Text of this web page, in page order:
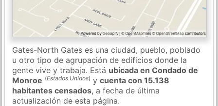
Gates-North Gates es una ciudad, pueblo, poblado
u otro tipo de agrupación de edificios donde la
gente vive y trabaja. Está ubicada en Condado de
Monroe (Estados Unidos) ycuenta con 15.138
habitantes censados, a fecha de última
actualización de esta página.